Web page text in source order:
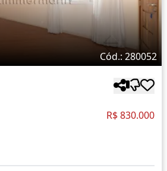
Cód.: 280052
R$ 830.000